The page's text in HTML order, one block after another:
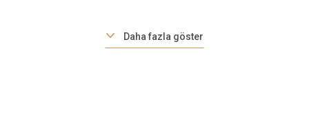
Daha fazla göster